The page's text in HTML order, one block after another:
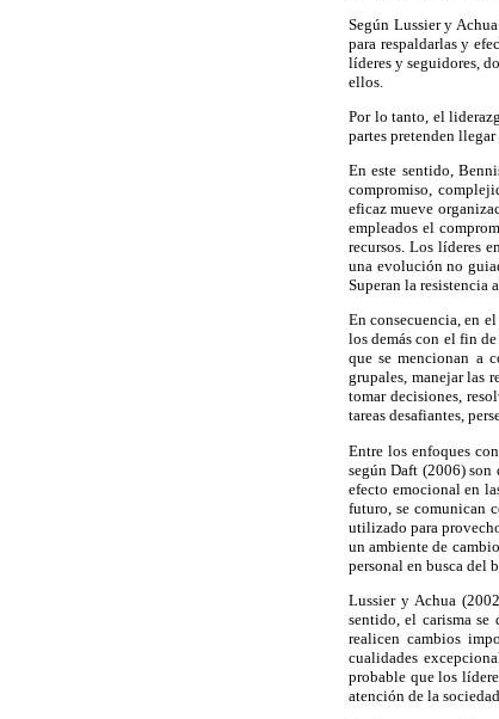
Según Lussier y
para respaldarlas y
líderes y seguidores,
ellos.
Por lo tanto, el
partes pretenden
En este sentido,
compromiso,
eficaz mueve
empleados el
recursos. Los líderes
una evolución no
Superan la resistencia
En consecuencia, en
los demás con el fin
que se mencionan a
grupales, manejar las
tomar decisiones,
tareas desafiantes,
Entre los enfoques
según Daft (2006) son
efecto emocional en
futuro, se comunican
utilizado para
un ambiente de
personal en busca del
Lussier y Achua
sentido, el carisma se
realicen cambios
cualidades
probable que los
atención de la